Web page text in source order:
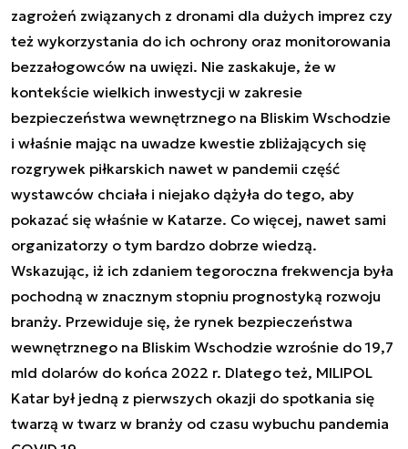
zagrożeń związanych z dronami dla dużych imprez czy
też wykorzystania do ich ochrony oraz monitorowania
bezzałogowców na uwięzi. Nie zaskakuje, że w
kontekście wielkich inwestycji w zakresie
bezpieczeństwa wewnętrznego na Bliskim Wschodzie
i właśnie mając na uwadze kwestie zbliżających się
rozgrywek piłkarskich nawet w pandemii część
wystawców chciała i niejako dążyła do tego, aby
pokazać się właśnie w Katarze. Co więcej, nawet sami
organizatorzy o tym bardzo dobrze wiedzą.
Wskazując, iż ich zdaniem tegoroczna frekwencja była
pochodną w znacznym stopniu prognostyką rozwoju
branży. Przewiduje się, że rynek bezpieczeństwa
wewnętrznego na Bliskim Wschodzie wzrośnie do 19,7
mld dolarów do końca 2022 r. Dlatego też, MILIPOL
Katar był jedną z pierwszych okazji do spotkania się
twarzą w twarz w branży od czasu wybuchu pandemia